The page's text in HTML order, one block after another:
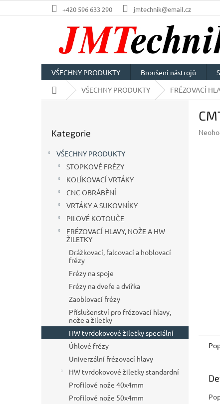
na
+420 596 633 290 jmtechnik@email.cz
VŠECHNY PRODUKTY Broušení nástrojů
Domů VŠECHNY PRODUKTY FRÉZOVACÍ
kategorie
Kategorie
VŠECHNY PRODUKTY
STOPKOVÉ FRÉZY
KOLÍKOVACÍ VRTÁKY
CNC OBRÁBĚNÍ
VRTÁKY A SUKOVNÍKY
PILOVÉ KOTOUČE
FRÉZOVACÍ HLAVY, NOŽE A HW
ŽILETKY
Drážkovací, falcovací a hoblovací
frézy
Frézy na spoje
Frézy na dveře a dvířka
Zaoblovací frézy
Příslušenství pro frézovací hlavy,
nože a žiletky
HW tvrdokovové žiletky speciální
Úhlové frézy
Univerzální frézovací hlavy
HW tvrdokovové žiletky standardní
Profilové nože 40x4mm
Profilové nože 50x4mm